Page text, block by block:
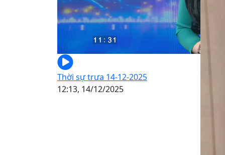
Thời sự trưa 14-12-2025
12:13, 14/12/2025